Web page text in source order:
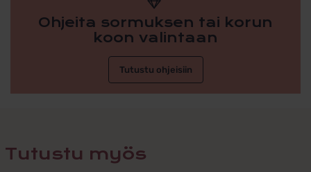
Ohjeita sormuksen tai korun
koon valintaan
Tutustu ohjeisiin
Tutustu myös